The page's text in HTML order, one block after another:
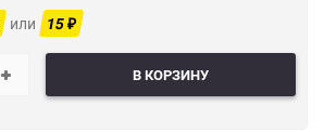
или 15₽
В КОРЗИНУ